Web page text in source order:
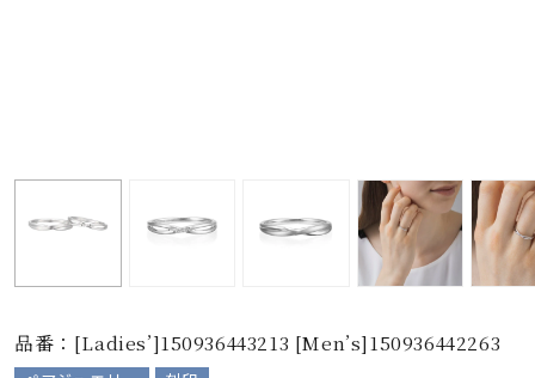
誕生石
石の色
品番：[Ladies’]150936443213 [Men’s]150936442263